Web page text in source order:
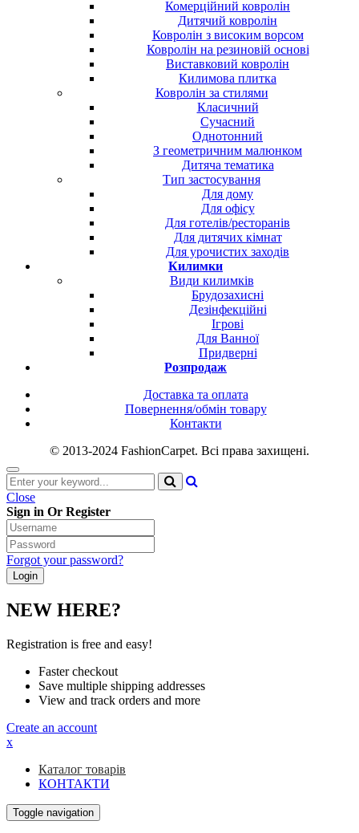
Комерційний ковролін
Дитячий ковролін
Ковролін з високим ворсом
Ковролін на резиновій основі
Виставковий ковролін
Килимова плитка
Ковролін за стилями
Класичний
Сучасний
Однотонний
З геометричним малюнком
Дитяча тематика
Тип застосування
Для дому
Для офісу
Для готелів/ресторанів
Для дитячих кімнат
Для урочистих заходів
Килимки
Види килимків
Брудозахисні
Дезінфекційні
Ігрові
Для Ванної
Придверні
Розпродаж
Доставка та оплата
Повернення/обмін товару
Контакти
© 2013-2024 FashionCarpet. Всі права захищені.
Close
Sign in Or Register
Forgot your password?
NEW HERE?
Registration is free and easy!
Faster checkout
Save multiple shipping addresses
View and track orders and more
Create an account
x
Каталог товарів
КОНТАКТИ
Toggle navigation